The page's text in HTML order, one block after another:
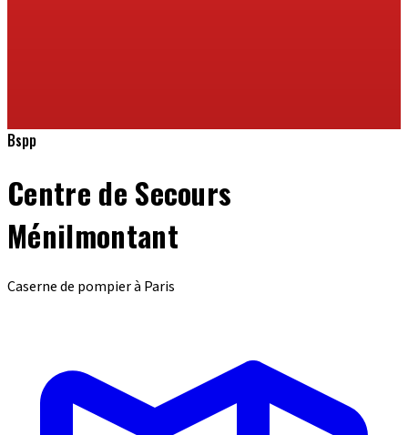
Bspp
Centre de Secours
Ménilmontant
Caserne de pompier à Paris